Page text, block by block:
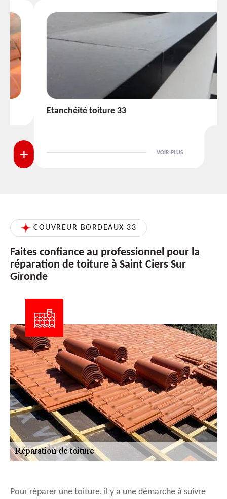
Etanchéité toiture 33
VOIR PLUS
COUVREUR BORDEAUX 33
Faites confiance au professionnel pour la
réparation de toiture à Saint Ciers Sur
Gironde
Pour réparer une toiture, il y a une démarche à suivre